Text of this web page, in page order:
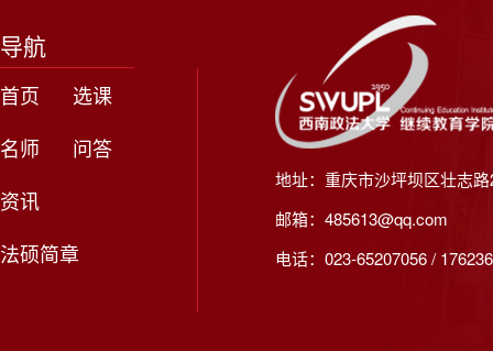
导航
首页
选课
名师
问答
资讯
法硕简章
地址：重庆市沙坪坝区壮志
邮箱：485613@qq.com
电话：023-65207056 /